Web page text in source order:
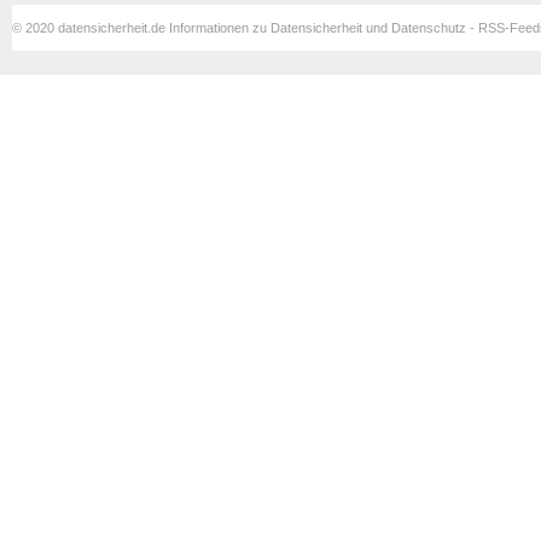
© 2020 datensicherheit.de Informationen zu Datensicherheit und Datenschutz - RSS-